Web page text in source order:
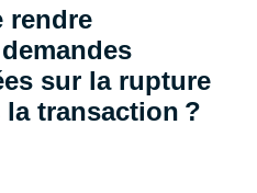
rendre
sur la rupture
transaction ?